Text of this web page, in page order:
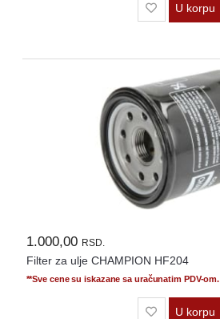
U korpu
1.000,00 RSD.
Filter za ulje CHAMPION HF204
**Sve cene su iskazane sa uračunatim PDV-om.
U korpu